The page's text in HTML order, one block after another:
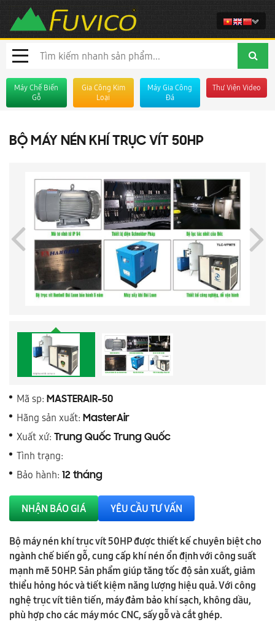
Máy Chế Biến
Gỗ
Gia Công Kim
Loại
Máy Gia Công
Đá
Thư Viện Video
BỘ MÁY NÉN KHÍ TRỤC VÍT 50HP
Mã sp: MASTERAIR-50
Hãng sản xuất: MasterAir
Xuất xứ: Trung Quốc Trung Quốc
Tình trạng:
Bảo hành: 12 tháng
NHẬN BÁO GIÁ YÊU CẦU TƯ VẤN
Bộ máy nén khí trục vít 50HP được thiết kế chuyên biệt cho
ngành chế biến gỗ, cung cấp khí nén ổn định với công suất
mạnh mẽ 50HP. Sản phẩm giúp tăng tốc độ sản xuất, giảm
thiểu hỏng hóc và tiết kiệm năng lượng hiệu quả. Với công
nghệ trục vít tiên tiến, máy đảm bảo khí sạch, không dầu,
phù hợp cho các máy móc CNC, sấy gỗ và cắt ghép.